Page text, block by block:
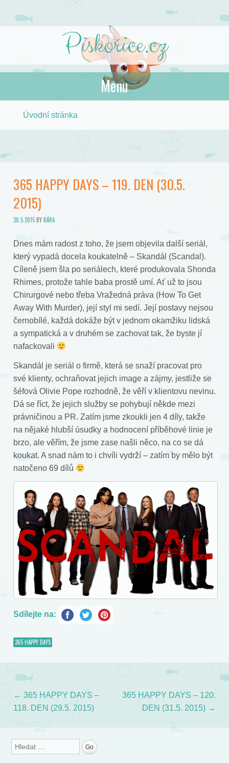
Piskořice.cz
Menu
Úvodní stránka
365 HAPPY DAYS – 119. DEN (30.5.
2015)
30.5.2015BYBÁRA
Dnes mám radost z toho, že jsem objevila další seriál,
který vypadá docela koukatelně – Skandál (Scandal).
Cíleně jsem šla po seriálech, které produkovala Shonda
Rhimes, protože tahle baba prostě umí. Ať už to jsou
Chirurgové nebo třeba Vražedná práva (How To Get
Away With Murder), její styl mi sedí. Její postavy nejsou
černobílé, každá dokáže být v jednom okamžiku lidská
a sympatická a v druhém se zachovat tak, že byste jí
nafackovali
Skandál je seriál o firmě, která se snaží pracovat pro
své klienty, ochraňovat jejich image a zájmy, jestliže se
šéfová Olivie Pope rozhodně, že věří v klientovu nevinu.
Dá se říct, že jejich služby se pohybují někde mezi
právničinou a PR. Zatím jsme zkoukli jen 4 díly, takže
na nějaké hlubší úsudky a hodnocení příběhové linie je
brzo, ale věřím, že jsme zase našli něco, na co se dá
koukat. A snad nám to i chvíli vydrží – zatím by mělo být
natočeno 69 dílů
Sdílejte na:
365 HAPPY DAYS
Post navigation
← 365 HAPPY DAYS –
118. DEN (29.5. 2015)
365 HAPPY DAYS – 120.
DEN (31.5. 2015) →
Search